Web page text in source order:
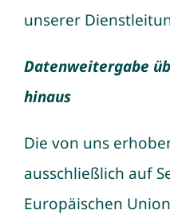
unserer
Datenweitergabe
hinaus
Die von uns
ausschließlich auf
Europäischen